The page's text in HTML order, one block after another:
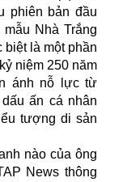
phiên bản đầu
Nhà Trắng
là một phần
niệm 250 năm
ánh nỗ lực từ
ấn cá nhân
tượng di sản
nào của ông
News thông